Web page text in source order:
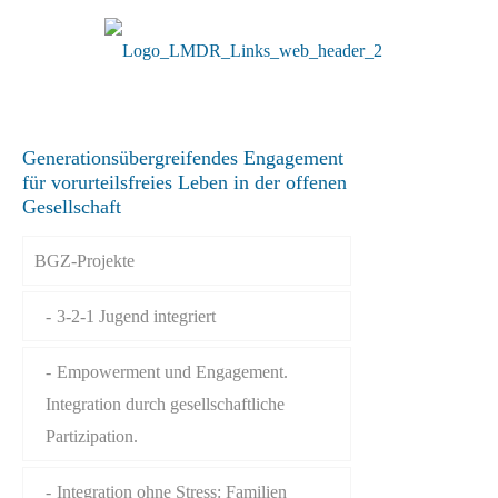
Generationsübergreifendes Engagement
für vorurteilsfreies Leben in der offenen
Gesellschaft
BGZ-Projekte
3-2-1 Jugend integriert
Empowerment und Engagement.
Integration durch gesellschaftliche
Partizipation.
Integration ohne Stress: Familien